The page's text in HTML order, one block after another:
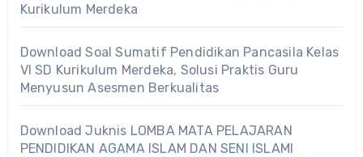
Kurikulum Merdeka
Download Soal Sumatif Pendidikan Pancasila Kelas
VI SD Kurikulum Merdeka, Solusi Praktis Guru
Menyusun Asesmen Berkualitas
Download Juknis LOMBA MATA PELAJARAN
PENDIDIKAN AGAMA ISLAM DAN SENI ISLAMI